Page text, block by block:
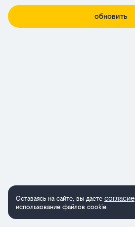
обновить
Оставаясь на сайте, вы даете согласие
использование файлов cookie